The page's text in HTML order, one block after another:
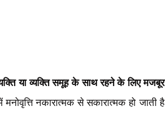
या व्यक्ति समूह के साथ रहने के लिए मजबूर
मनोवृत्ति नकारात्मक से सकारात्मक हो जाती है